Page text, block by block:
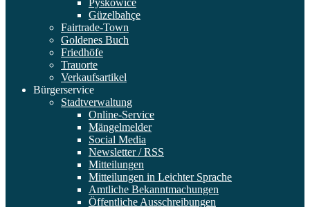
Pyskowice
Güzelbahçe
Fairtrade-Town
Goldenes Buch
Friedhöfe
Trauorte
Verkaufsartikel
Bürgerservice
Stadtverwaltung
Online-Service
Mängelmelder
Social Media
Newsletter / RSS
Mitteilungen
Mitteilungen in Leichter Sprache
Amtliche Bekanntmachungen
Öffentliche Ausschreibungen